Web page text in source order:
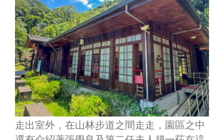
走出室外，在山林步道之間走走，園區之中